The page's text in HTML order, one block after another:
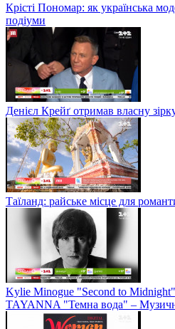
Крісті Пономар: як українська
подіуми
Денієл Крейґ отримав власну
Таїланд: райське місце для
Kylie Minogue "Second to
TAYANNA "Темна вода" –